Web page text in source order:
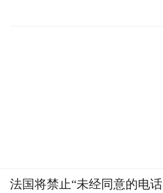
法国将禁止“未经同意的电话